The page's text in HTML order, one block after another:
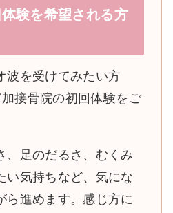
験を希望される方
波を受けてみたい方
接骨院の初回体験をご
、足のだるさ、むくみ
い気持ちなど、気にな
ら進めます。感じ方に